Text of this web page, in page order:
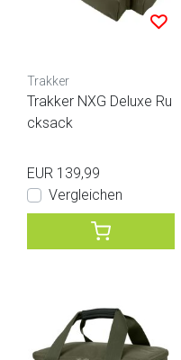
Trakker
Trakker NXG Deluxe Ru
cksack
EUR 139,99
Vergleichen